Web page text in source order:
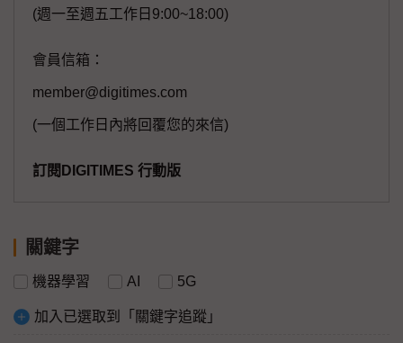
(週一至週五工作日9:00~18:00)
會員信箱：
member@digitimes.com
(一個工作日內將回覆您的來信)
訂閱DIGITIMES 行動版
關鍵字
機器學習 AI 5G
加入已選取到「關鍵字追蹤」